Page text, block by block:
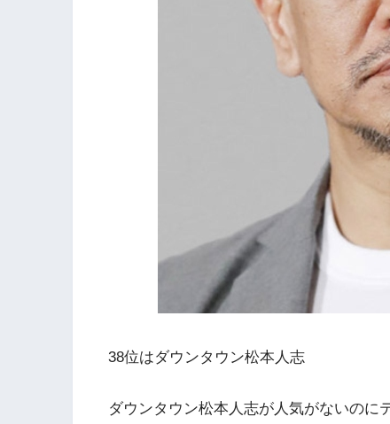
38位はダウンタウン松本人志
ダウンタウン松本人志が人気がないのに